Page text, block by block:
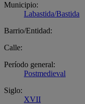
Municipio:
Labastida/Bastida
Barrio/Entidad:
Calle:
Período general:
Postmedieval
Siglo:
XVII